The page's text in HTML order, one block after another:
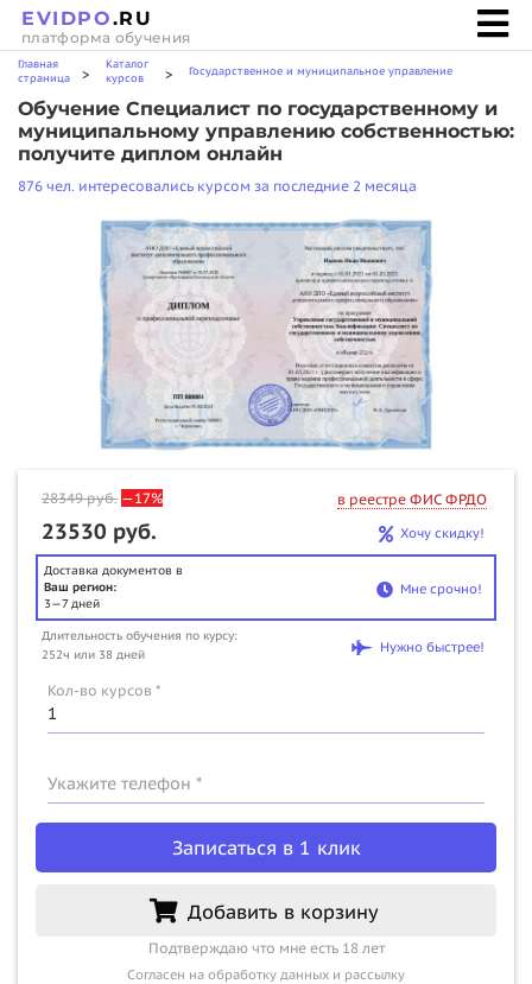
EVIDPO.RU
платформа обучения
Главная
страница
>
Каталог
курсов
> Государственное и муниципальное управление
Обучение Специалист по государственному и
муниципальному управлению собственностью:
получите диплом онлайн
876 чел. интересовались курсом за последние 2 месяца
28349руб. —17% в реестре ФИС ФРДО
23530 руб. Хочу скидку!
Доставка документов в
Ваш регион:
3—7 дней
Мне срочно!
Длительность обучения по курсу:
252ч или 38 дней
Нужно быстрее!
Кол-во курсов *
Укажите телефон *
Записаться в 1 клик
Добавить в корзину
Подтверждаю что мне есть 18 лет
Согласен на обработку данных и рассылку